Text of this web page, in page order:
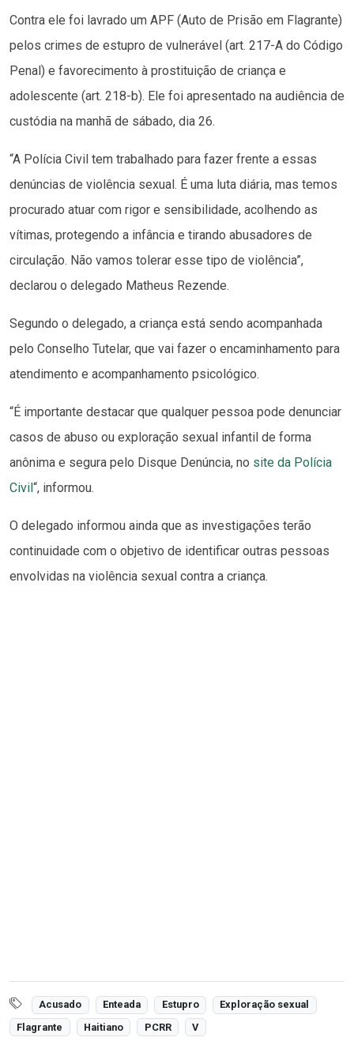
Contra ele foi lavrado um APF (Auto de Prisão em Flagrante)
pelos crimes de estupro de vulnerável (art. 217-A do Código
Penal) e favorecimento à prostituição de criança e
adolescente (art. 218-b). Ele foi apresentado na audiência de
custódia na manhã de sábado, dia 26.
“A Polícia Civil tem trabalhado para fazer frente a essas
denúncias de violência sexual. É uma luta diária, mas temos
procurado atuar com rigor e sensibilidade, acolhendo as
vítimas, protegendo a infância e tirando abusadores de
circulação. Não vamos tolerar esse tipo de violência”,
declarou o delegado Matheus Rezende.
Segundo o delegado, a criança está sendo acompanhada
pelo Conselho Tutelar, que vai fazer o encaminhamento para
atendimento e acompanhamento psicológico.
“É importante destacar que qualquer pessoa pode denunciar
casos de abuso ou exploração sexual infantil de forma
anônima e segura pelo Disque Denúncia, no site da Polícia
Civil “, informou.
O delegado informou ainda que as investigações terão
continuidade com o objetivo de identificar outras pessoas
envolvidas na violência sexual contra a criança.
Acusado Enteada Estupro
Exploração sexual
Flagrante
Haitiano PCRR V